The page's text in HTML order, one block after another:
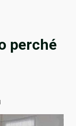
perché